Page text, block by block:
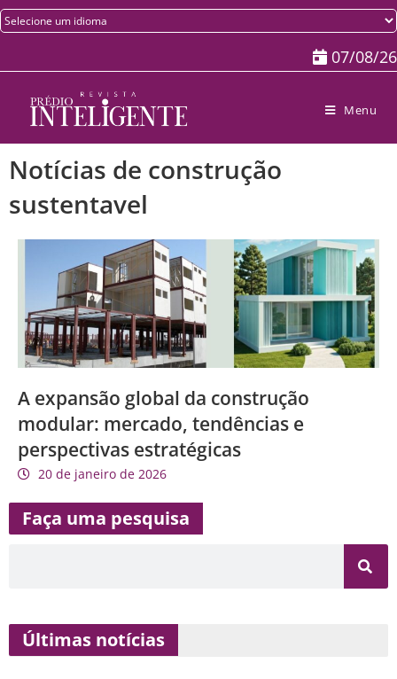
07/08/26
Menu
Notícias de construção
sustentavel
A expansão global da construção
modular: mercado, tendências e
perspectivas estratégicas
20 de janeiro de 2026
Faça uma pesquisa
Últimas notícias